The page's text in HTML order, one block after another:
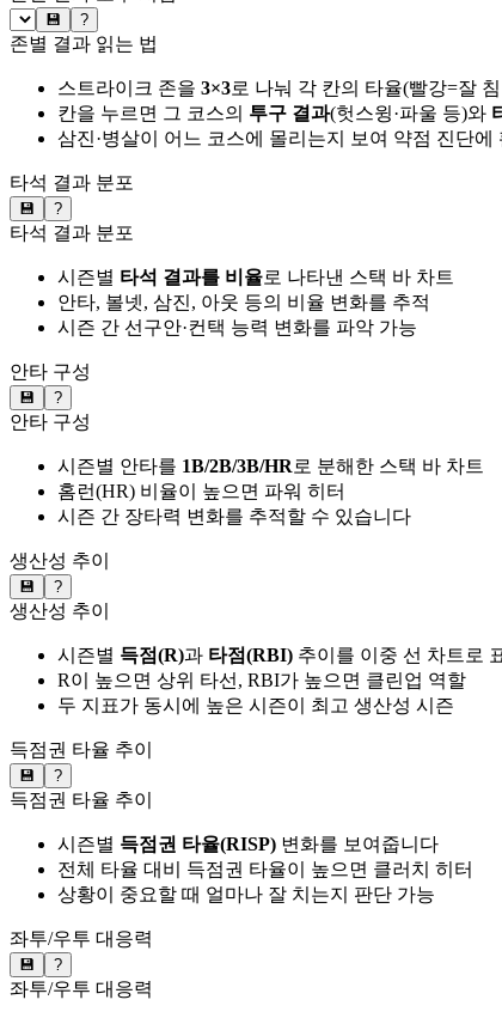
💾 ?
존별 결과 읽는 법
스트라이크 존을 3×3로 나눠 각 칸의 타율(빨강=잘 침
칸을 누르면 그 코스의 투구 결과(헛스윙·파울 등)와
삼진·병살이 어느 코스에 몰리는지 보여 약점 진단에
타석 결과 분포
💾 ?
타석 결과 분포
시즌별 타석 결과를 비율로 나타낸 스택 바 차트
안타, 볼넷, 삼진, 아웃 등의 비율 변화를 추적
시즌 간 선구안·컨택 능력 변화를 파악 가능
안타 구성
💾 ?
안타 구성
시즌별 안타를 1B/2B/3B/HR로 분해한 스택 바 차트
홈런(HR) 비율이 높으면 파워 히터
시즌 간 장타력 변화를 추적할 수 있습니다
생산성 추이
💾 ?
생산성 추이
시즌별 득점(R)과 타점(RBI) 추이를 이중 선 차트로
R이 높으면 상위 타선, RBI가 높으면 클린업 역할
두 지표가 동시에 높은 시즌이 최고 생산성 시즌
득점권 타율 추이
💾 ?
득점권 타율 추이
시즌별 득점권 타율(RISP) 변화를 보여줍니다
전체 타율 대비 득점권 타율이 높으면 클러치 히터
상황이 중요할 때 얼마나 잘 치는지 판단 가능
좌투/우투 대응력
💾 ?
좌투/우투 대응력